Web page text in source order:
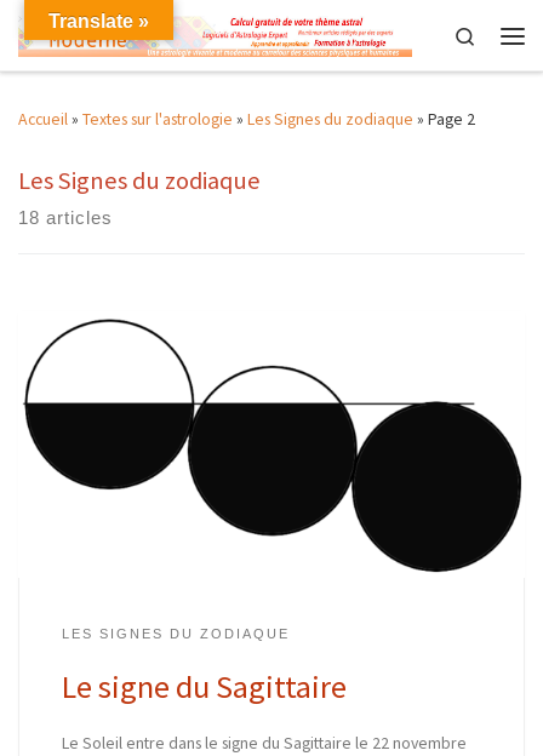
Skip to content
Search
Accueil» Textes sur l'astrologie » Les Signes du zodiaque » Page 2
Les Signes du zodiaque
18 articles
LES SIGNES DU ZODIAQUE
Le signe du Sagittaire
Le Soleil entre dans le signe du Sagittaire le 22 novembre
Translate »